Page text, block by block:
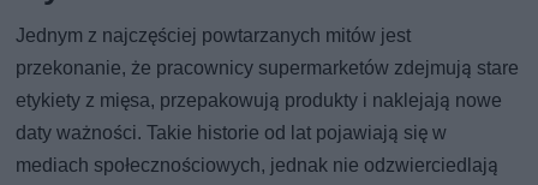
Jednym z najczęściej powtarzanych mitów jest
przekonanie, że pracownicy supermarketów zdejmują stare
etykiety z mięsa, przepakowują produkty i naklejają nowe
daty ważności. Takie historie od lat pojawiają się w
mediach społecznościowych, jednak nie odzwierciedlają